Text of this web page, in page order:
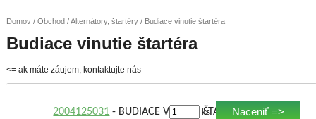
Domov/ Obchod/Alternátory, štartéry/ Budiace vinutie štartéra
Budiace vinutie štartéra
<= ak máte záujem, kontaktujte nás
2004125031 - BUDIACE VINUTIE ŠTARTÉRA
ks Naceniť =>